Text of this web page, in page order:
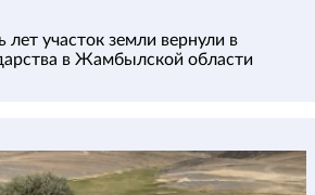
лет участок земли вернули в
в Жамбылской области